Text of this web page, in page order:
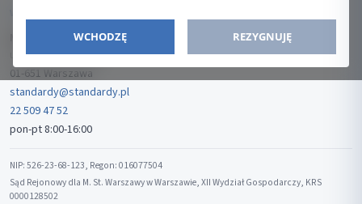
WCHODZĘ REZYGNUJĘ
Media-Press Sp. z o.o.
ul. Gwiaździsta 7B/8
01-651 Warszawa
standardy@standardy.pl
22 509 47 52
pon-pt 8:00-16:00
NIP: 526-23-68-123, Regon: 016077504
Sąd Rejonowy dla M. St. Warszawy w Warszawie, XII Wydział Gospodarczy, KRS
0000128502